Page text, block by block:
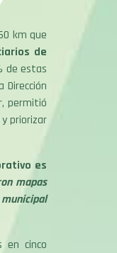
km que
de
de estas
permitió
priorizar
es
mapas
en cinco